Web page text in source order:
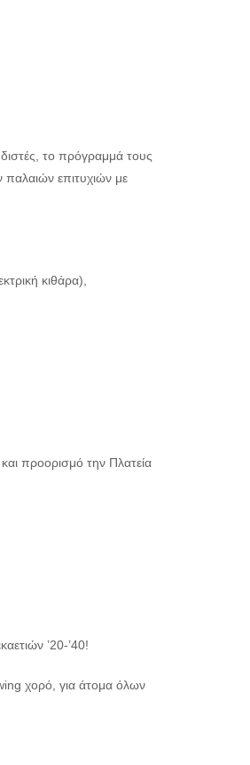
το πρόγραμμά τους
επιτυχιών με
κιθάρα),
προορισμό την Πλατεία
’20-’40!
χορό, για άτομα όλων